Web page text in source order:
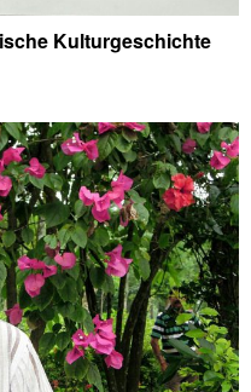
Kulturgeschichte